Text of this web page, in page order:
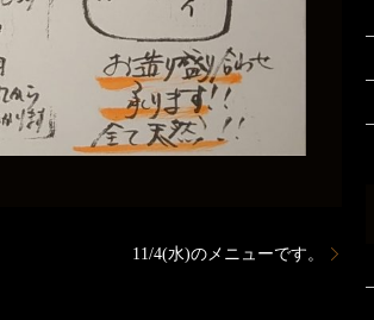
11/4(水)のメニューです。